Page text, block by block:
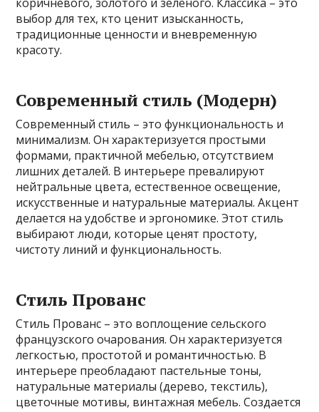
выбор для тех, кто ценит изысканность,
традиционные ценности и вневременную
красоту.
Современный стиль (Модерн)
Современный стиль – это функциональность и
минимализм. Он характеризуется простыми
формами, практичной мебелью, отсутствием
лишних деталей. В интерьере превалируют
нейтральные цвета, естественное освещение,
искусственные и натуральные материалы. Акцент
делается на удобстве и эргономике. Этот стиль
выбирают люди, которые ценят простоту,
чистоту линий и функциональность.
Стиль Прованс
Стиль Прованс – это воплощение сельского
французского очарования. Он характеризуется
легкостью, простотой и романтичностью. В
интерьере преобладают пастельные тоны,
натуральные материалы (дерево, текстиль),
цветочные мотивы, винтажная мебель. Создается